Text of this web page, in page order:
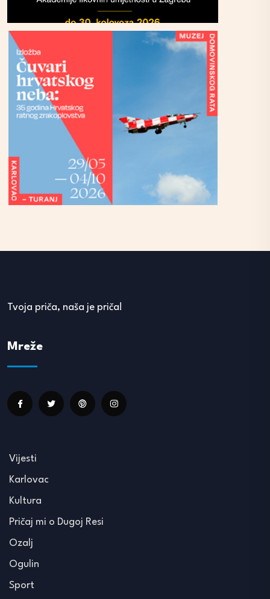
Tvoja priča, naša je priča!
Mreže
Vijesti
Karlovac
Kultura
Pričaj mi o Dugoj Resi
Ozalj
Ogulin
Sport